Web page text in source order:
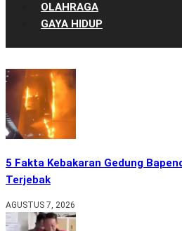
OLAHRAGA
GAYA HIDUP
5 Fakta Kebakaran Gedung
Terjebak
AGUSTUS 7, 2026